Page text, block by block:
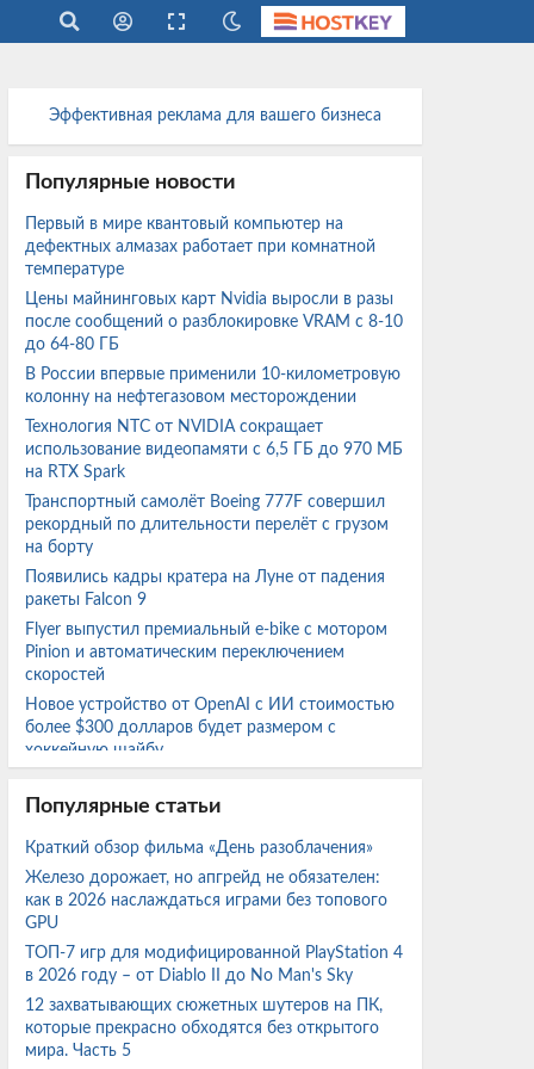
Эффективная реклама для вашего бизнеса
Популярные новости
Первый в мире квантовый компьютер на
дефектных алмазах работает при комнатной
температуре
Цены майнинговых карт Nvidia выросли в разы
после сообщений о разблокировке VRAM с 8-10
до 64-80 ГБ
В России впервые применили 10-километровую
колонну на нефтегазовом месторождении
Технология NTC от NVIDIA сокращает
использование видеопамяти с 6,5 ГБ до 970 МБ
на RTX Spark
Транспортный самолёт Boeing 777F совершил
рекордный по длительности перелёт с грузом
на борту
Появились кадры кратера на Луне от падения
ракеты Falcon 9
Flyer выпустил премиальный e-bike с мотором
Pinion и автоматическим переключением
скоростей
Новое устройство от OpenAI с ИИ стоимостью
более $300 долларов будет размером с
хоккейную шайбу
FSR 4.1 в актуальных играх и сравнили с FSR 3.1
Эстония снова продвигает проект тоннеля под
Финским заливом для соединения Таллинна с
Хельсинки
МашТех: Для реализации проекта спутников
«Рассвет-3» необходимы запуски каждые три
недели
Эксперт сравнил GTX 1050 Ti 4 ГБ с GTX 1060
на 6 ГБ и 3 ГБ в ряде популярных игр
AOC представила изогнутый 31,5-дюймовый
Популярные статьи
Краткий обзор фильма «День разоблачения»
Железо дорожает, но апгрейд не обязателен:
как в 2026 наслаждаться играми без топового
GPU
ТОП-7 игр для модифицированной PlayStation 4
в 2026 году – от Diablo II до No Man's Sky
12 захватывающих сюжетных шутеров на ПК,
которые прекрасно обходятся без открытого
мира. Часть 5